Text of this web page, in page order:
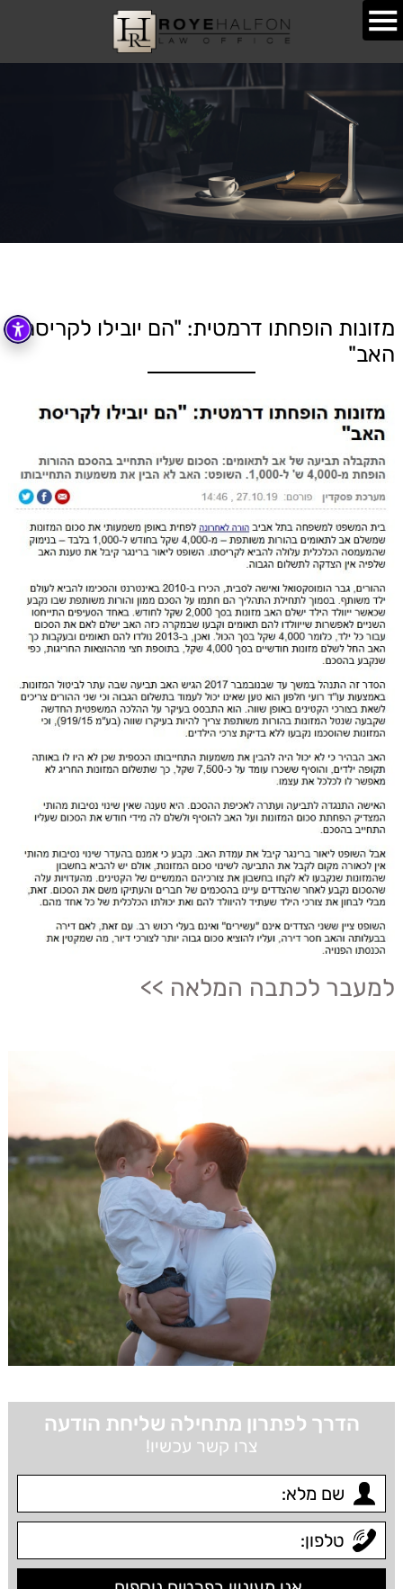
מזונות הופחתו דרמטית: "הם יובילו לקריסת
האב"
למעבר לכתבה המלאה >>
הדרך לפתרון מתחילה שליחת הודעה
צרו קשר עכשיו!